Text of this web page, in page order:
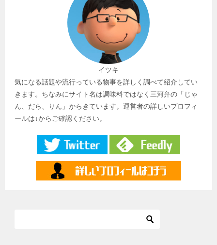
イツキ
気になる話題や流行っている物事を詳しく調べて紹介してい
きます。ちなみにサイト名は調味料ではなく三河弁の「じゃ
ん、だら、りん」からきています。運営者の詳しいプロフィ
ールは↓からご確認ください。